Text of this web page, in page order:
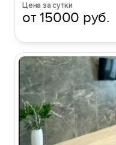
Цена за сутки
от 15000 руб.